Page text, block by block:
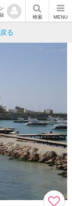
検索 MENU
る